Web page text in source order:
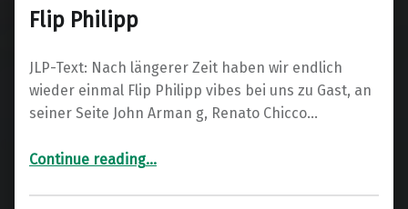
Flip Philipp
JLP-Text: Nach längerer Zeit haben wir endlich
wieder einmal Flip Philipp vibes bei uns zu Gast, an
seiner Seite John Arman g, Renato Chicco…
Continue reading…